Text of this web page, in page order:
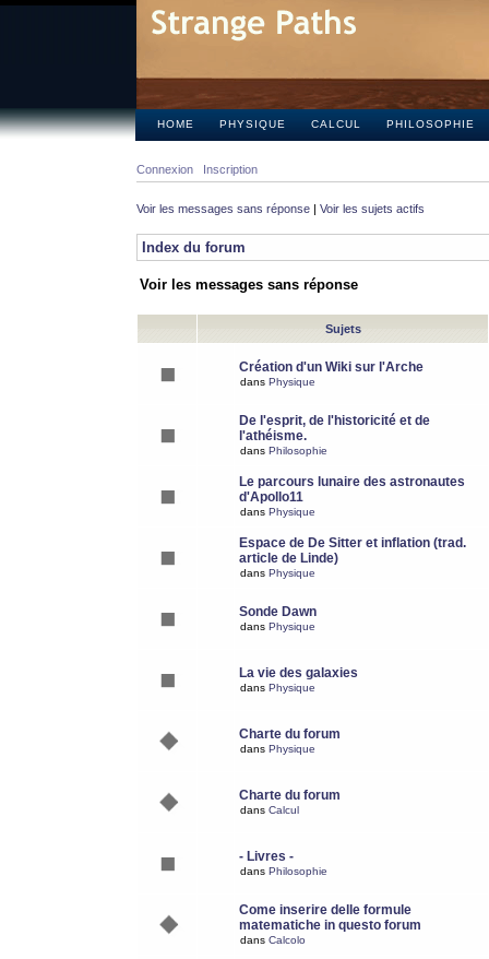
HOME PHYSIQUE CALCUL PHILOSOPHIE
Connexion Inscription
Voir les messages sans réponse | Voir les sujets actifs
Index du forum
Voir les messages sans réponse
Sujets
Création d'un Wiki sur l'Arche
dans Physique
De l'esprit, de l'historicité et de
l'athéisme.
dans Philosophie
Le parcours lunaire des astronautes
d'Apollo11
dans Physique
Espace de De Sitter et inflation (trad.
article de Linde)
dans Physique
Sonde Dawn
dans Physique
La vie des galaxies
dans Physique
Charte du forum
dans Physique
Charte du forum
dans Calcul
- Livres -
dans Philosophie
Come inserire delle formule
matematiche in questo forum
dans Calcolo